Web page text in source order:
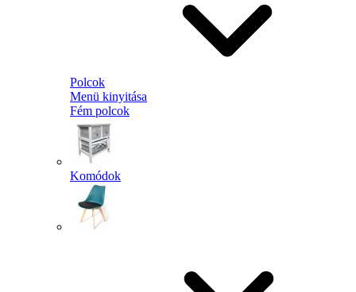
Polcok
Menü kinyitása
Fém polcok
Komódok